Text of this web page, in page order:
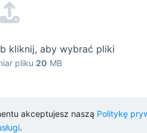
kliknij, aby wybrać pliki
pliku 20 MB
akceptujesz naszą Politykę
.